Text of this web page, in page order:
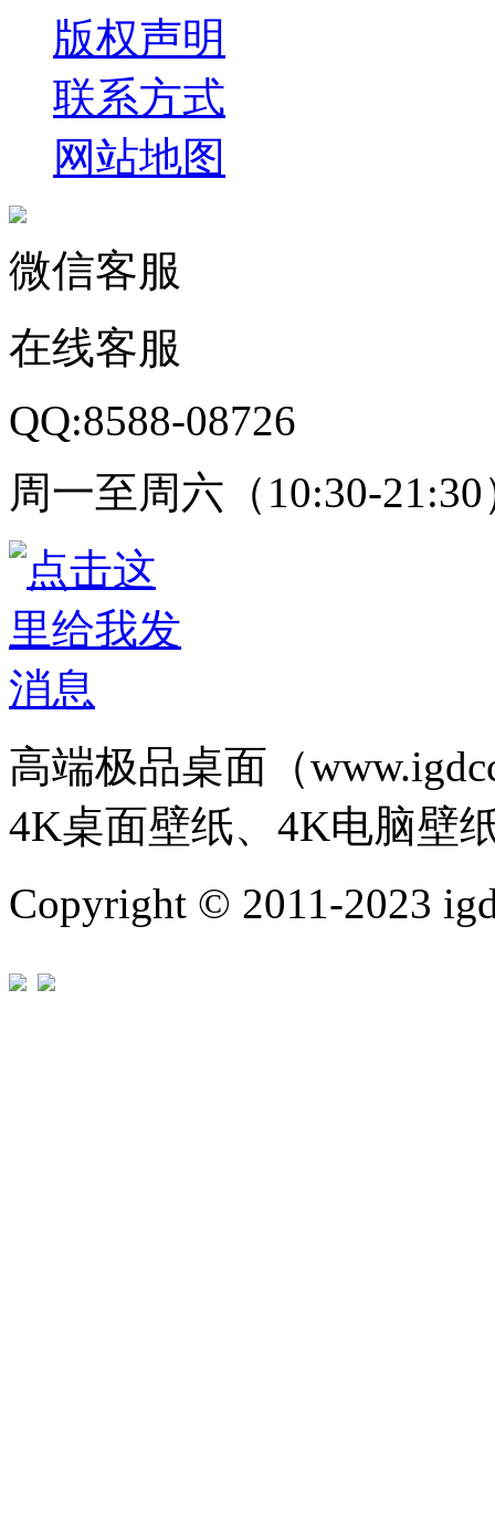
版权声明
联系方式
网站地图
微信客服
在线客服
QQ:8588-08726
周一至周六（10:30-21:30
高端极品桌面（
4K桌面壁纸、4K电脑壁
Copyright © 2011-2023